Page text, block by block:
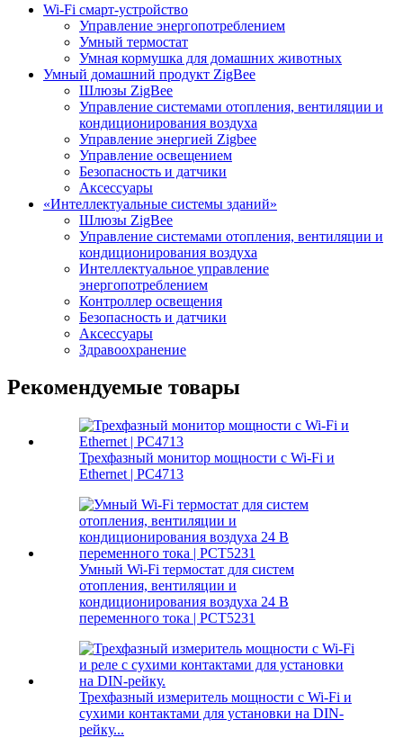
Wi-Fi смарт-устройство
Управление энергопотреблением
Умный термостат
Умная кормушка для домашних животных
Умный домашний продукт ZigBee
Шлюзы ZigBee
Управление системами отопления, вентиляции и
кондиционирования воздуха
Управление энергией Zigbee
Управление освещением
Безопасность и датчики
Аксессуары
«Интеллектуальные системы зданий»
Шлюзы ZigBee
Управление системами отопления, вентиляции и
кондиционирования воздуха
Интеллектуальное управление
энергопотреблением
Контроллер освещения
Безопасность и датчики
Аксессуары
Здравоохранение
Рекомендуемые товары
Трехфазный монитор мощности с Wi-Fi и
Ethernet | PC4713
Умный Wi-Fi термостат для систем
отопления, вентиляции и
кондиционирования воздуха 24 В
переменного тока | PCT5231
Трехфазный измеритель мощности с Wi-Fi и
сухими контактами для установки на DIN-
рейку...